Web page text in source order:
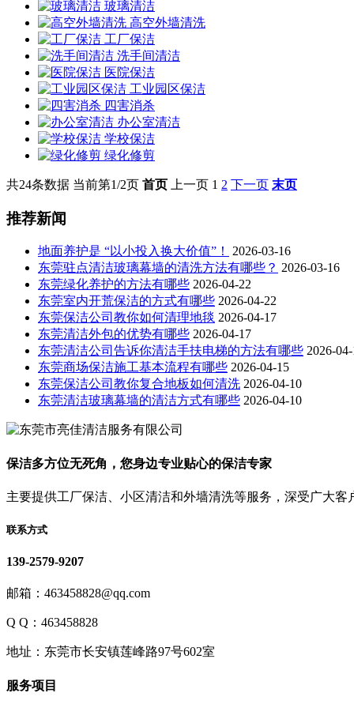
玻璃清洁
高空外墙清洗
工厂保洁
洗手间清洁
医院保洁
工业园区保洁
四害消杀
办公室清洁
学校保洁
绿化修剪
共24条数据 当前第1/2页 首页 上一页 1 2 下一页 末页
推荐新闻
地面养护是 “以小投入换大价值”！
2026-03-16
东莞驻点清洁玻璃幕墙的清洗方法有哪些？ 2026-03-16
东莞绿化养护的方法有哪些 2026-04-22
东莞室内开荒保洁的方式有哪些 2026-04-22
东莞保洁公司教你如何清理地毯 2026-04-17
东莞清洁外包的优势有哪些 2026-04-17
东莞清洁公司告诉你清洁手扶电梯的方法有哪些 2026-
东莞商场保洁施工基本流程有哪些 2026-04-15
东莞保洁公司教你复合地板如何清洗 2026-04-10
东莞清洁玻璃幕墙的清洁方式有哪些 2026-04-10
保洁多方位无死角，您身边专业贴心的保洁专家
主要提供工厂保洁、小区清洁和外墙清洗等服务，深受广大客
联系方式
139-2579-9207
邮箱：463458828@qq.com
Q Q：463458828
地址：东莞市长安镇莲峰路97号602室
服务项目